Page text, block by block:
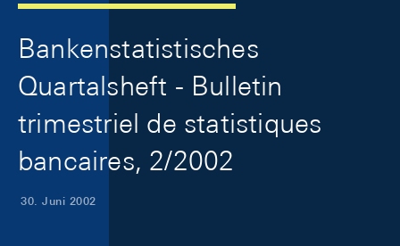
Bankenstatistisches
Quartalsheft - Bulletin
trimestriel de statistiques
bancaires, 2/2002
30. Juni 2002